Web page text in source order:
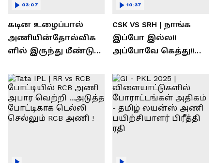
கடின உழைப்பால்
அணியின்தோல்விக
ளில் இருந்து மீண்டு
தமிழ் லைன்ஸ்
கேப்டன் சுமன்குர்ஜார்
03:07
CSK VS SRH | நாங்க
இப்போ இல்ல!!
அப்போவே கெத்து!!
சிஎஸ்கே ரசிகர்கள்
10:37